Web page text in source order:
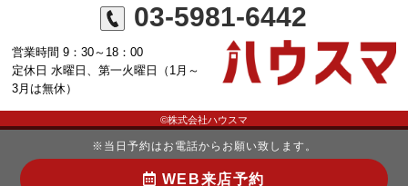
03-5981-6442
営業時間 9：30～18：00
定休日 水曜日、第一火曜日（1月～
3月は無休）
©株式会社ハウスマ
※当日予約はお電話からお願い致します。
WEB来店予約